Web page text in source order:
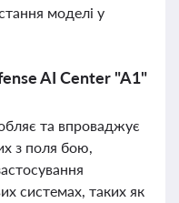
моделі у
AI Center "A1"
та впроваджує
з поля бою,
системах, таких як